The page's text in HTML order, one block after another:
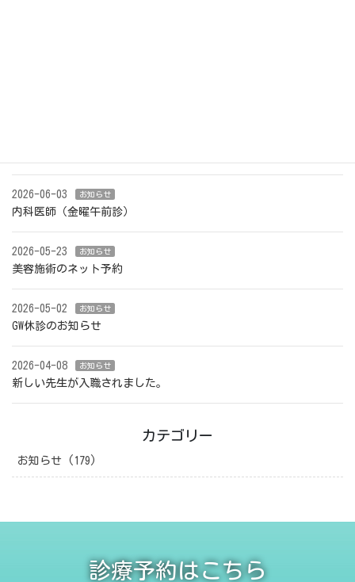
2026-06-03 お知らせ
内科医師（金曜午前診）
2026-05-23 お知らせ
美容施術のネット予約
2026-05-02 お知らせ
GW休診のお知らせ
2026-04-08 お知らせ
新しい先生が入職されました。
カテゴリー
お知らせ (179)
診療予約はこちら